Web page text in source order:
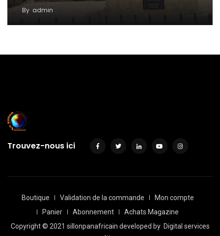
By admin
Trouvez-nous ici
Boutique Validation de la commande
Mon compte
Panier
Abonnement
Achats Magazine
Copyright © 2021 sillonpanafricain developed by Digital services